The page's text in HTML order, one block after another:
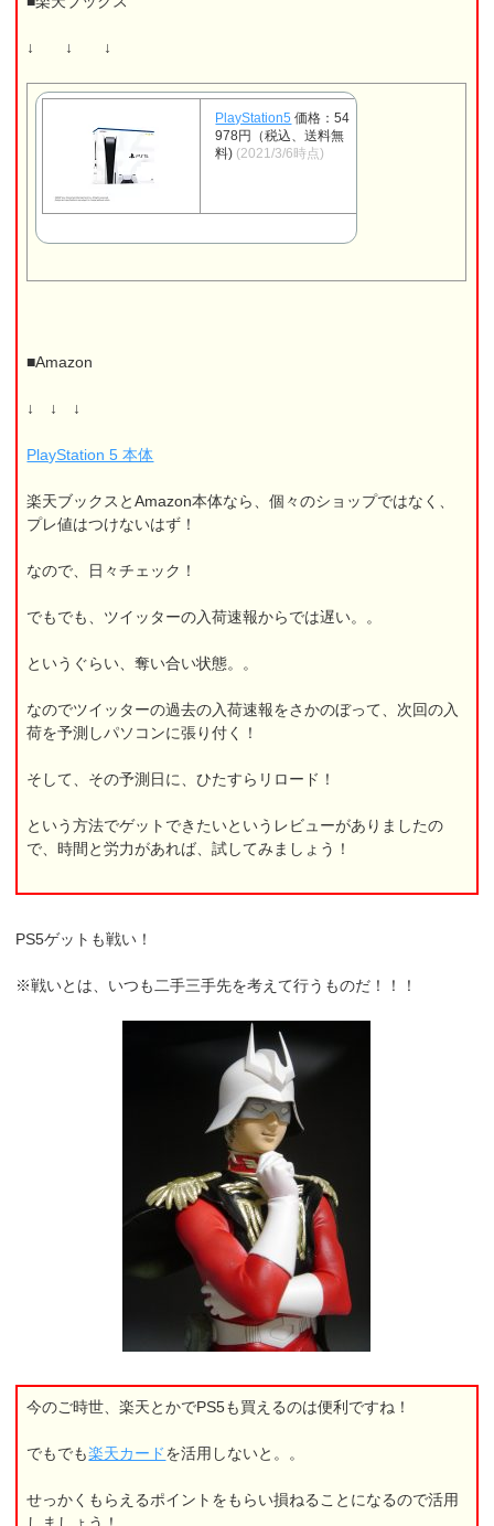
↓ ↓ ↓
PlayStation5 価格：54
978円（税込、送料無
料) (2021/3/6時点)
■Amazon
↓ ↓ ↓
PlayStation 5 本体
楽天ブックスとAmazon本体なら、個々のショップではなく、
プレ値はつけないはず！
なので、日々チェック！
でもでも、ツイッターの入荷速報からでは遅い。。
というぐらい、奪い合い状態。。
なのでツイッターの過去の入荷速報をさかのぼって、次回の入
荷を予測しパソコンに張り付く！
そして、その予測日に、ひたすらリロード！
という方法でゲットできたいというレビューがありましたの
で、時間と労力があれば、試してみましょう！
PS5ゲットも戦い！
※戦いとは、いつも二手三手先を考えて行うものだ！！！
今のご時世、楽天とかでPS5も買えるのは便利ですね！
でもでも楽天カードを活用しないと。。
せっかくもらえるポイントをもらい損ねることになるので活用